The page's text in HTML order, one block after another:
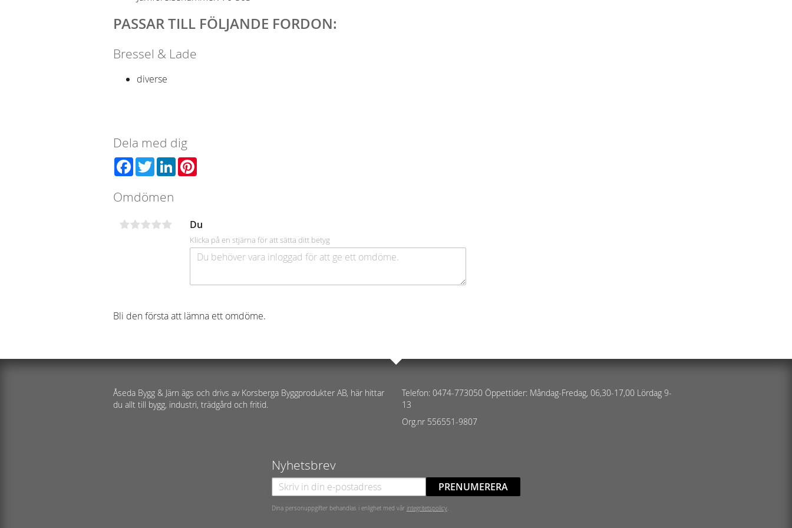
PASSAR TILL FÖLJANDE FORDON:
Bressel & Lade
diverse
Dela med dig
Facebook
TwitterLinkedIn
Omdömen
Du
Klicka på en stjärna för att sätta ditt betyg
Bli den första att lämna ett omdöme.
Åseda Bygg & Järn ägs och drivs av Korsberga Byggprodukter AB, här hittar
du allt till bygg, industri, trädgård och fritid.
Telefon: 0474-773050 Öppettider: Måndag-Fredag, 06,30-17,00 Lördag 9-
13
Org.nr 556551-9807
Nyhetsbrev
PRENUMERERA
Dina personuppgifter behandlas i enlighet med vår integritetspolicy.